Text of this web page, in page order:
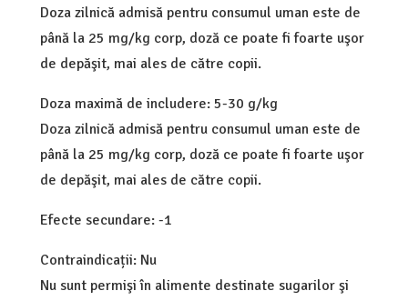
Doza zilnică admisă pentru consumul uman este de
până la 25 mg/kg corp, doză ce poate fi foarte uşor
de depăşit, mai ales de către copii.
Doza maximă de includere: 5-30 g/kg
Doza zilnică admisă pentru consumul uman este de
până la 25 mg/kg corp, doză ce poate fi foarte uşor
de depăşit, mai ales de către copii.
Efecte secundare: -1
Contraindicații: Nu
Nu sunt permişi în alimente destinate sugarilor şi